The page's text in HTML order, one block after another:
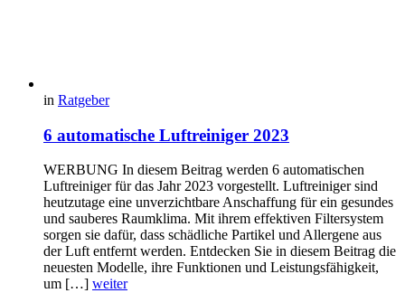
in Ratgeber
6 automatische Luftreiniger 2023
WERBUNG In diesem Beitrag werden 6 automatischen
Luftreiniger für das Jahr 2023 vorgestellt. Luftreiniger sind
heutzutage eine unverzichtbare Anschaffung für ein gesundes
und sauberes Raumklima. Mit ihrem effektiven Filtersystem
sorgen sie dafür, dass schädliche Partikel und Allergene aus
der Luft entfernt werden. Entdecken Sie in diesem Beitrag die
neuesten Modelle, ihre Funktionen und Leistungsfähigkeit,
um […] weiter